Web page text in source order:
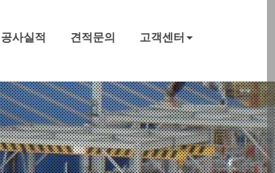
공사실적 견적문의 고객센터